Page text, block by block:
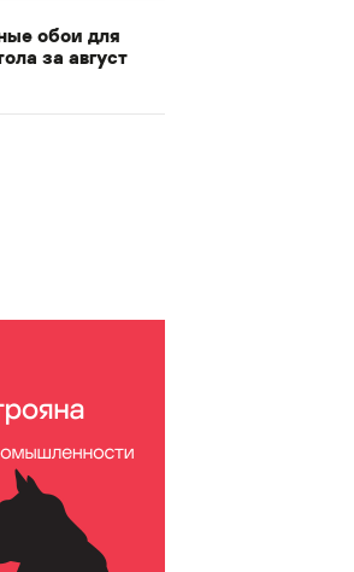
обои для
за август